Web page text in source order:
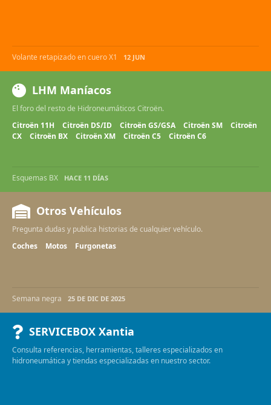
Volante retapizado en cuero X1 12 JUN
LHM Maníacos
El foro del resto de Hidroneumáticos Citroën.
Citroën 11H
Citroën DS/ID Citroën GS/GSA Citroën SM
Citroën
CX
Citroën BX Citroën XM Citroën C5 Citroën C6
Esquemas BX HACE 11 DÍAS
Otros Vehículos
Pregunta dudas y publica historias de cualquier vehículo.
Coches
Motos Furgonetas
Semana negra 25 DE DIC DE 2025
SERVICEBOX Xantia
Consulta referencias, herramientas, talleres especializados en
hidroneumática y tiendas especializadas en nuestro sector.